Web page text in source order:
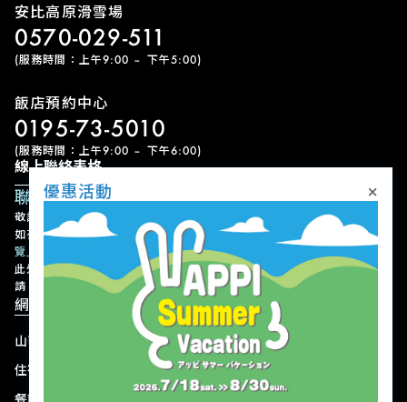
安比高原滑雪場
0570-029-511
(服務時間：上午9:00 – 下午5:00)
飯店預約中心
0195-73-5010
(服務時間：上午9:00 – 下午6:00)
線上聯絡表格
聯絡表單
敬請留意，我們可能需要一些時間才能回覆您的查詢，敬請見諒。
如有急事，請以電話聯絡。各設施的聯絡方式請參考
「設施聯絡方式一
覽」
此外，請注意我們不接受有關設施或節目的使用預約、變更或取消申
請。
網站導航
山區
住宿
餐飲
最新動態
優惠活動
優惠活動 ×